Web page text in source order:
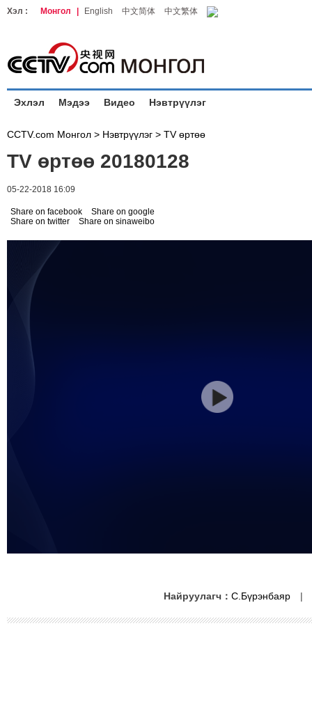
Хэл : Монгол English 中文简体 中文繁体
Эхлэл Мэдээ Видео Нэвтрүүлэг
CCTV.com Монгол > Нэвтрүүлэг > TV өртөө
TV өртөө 20180128
05-22-2018 16:09
Share on facebook
Share on google
Share on twitter
Share on sinaweibo
Найруулагч： С.Бүрэнбаяр |